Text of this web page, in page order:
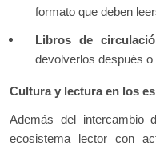
formato que deben
Libros de
devolverlos después
Cultura y lectura en los
Además del intercambio
ecosistema lector con